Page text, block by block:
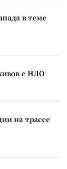
в теме
с НЛО
на трассе